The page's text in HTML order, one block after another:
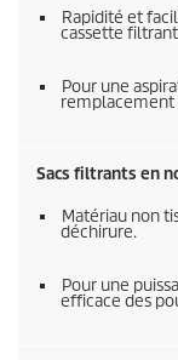
Rapidité et
cassette
Pour une
remplacement
Sacs filtrants en
Matériau non
déchirure.
Pour une
efficace des